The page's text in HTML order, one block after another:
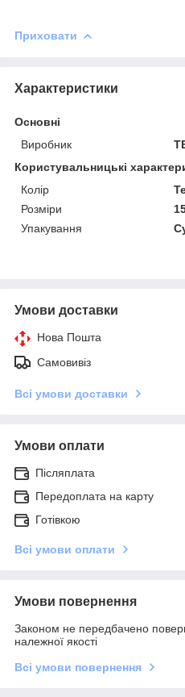
Приховати
Характеристики
Основні
Виробник
Користувальницькі
Колір
Розміри
Упакування
Умови доставки
Нова Пошта
Самовивіз
Всі умови доставки
Умови оплати
Післяплата
Передоплата на карту
Готівкою
Всі умови оплати
Умови повернення
Законом не передбачено
належної якості
Всі умови повернення